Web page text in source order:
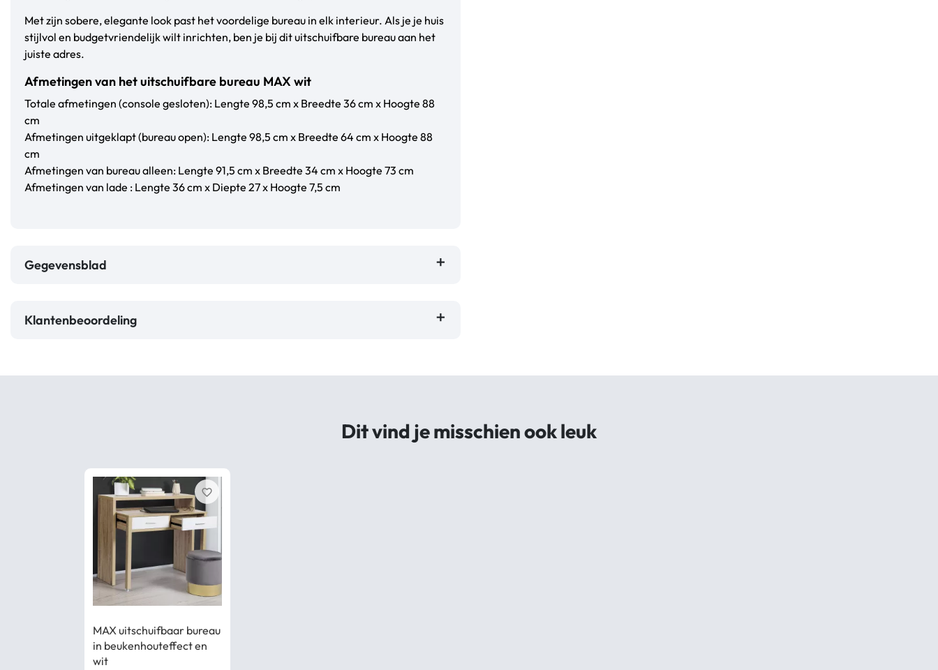
Met zijn sobere, elegante look past het voordelige bureau in elk interieur. Als je je huis
stijlvol en budgetvriendelijk wilt inrichten, ben je bij dit uitschuifbare bureau aan het
juiste adres.
Afmetingen van het uitschuifbare bureau MAX wit
Totale afmetingen (console gesloten): Lengte 98,5 cm x Breedte 36 cm x Hoogte 88
cm
Afmetingen uitgeklapt (bureau open): Lengte 98,5 cm x Breedte 64 cm x Hoogte 88
cm
Afmetingen van bureau alleen: Lengte 91,5 cm x Breedte 34 cm x Hoogte 73 cm
Afmetingen van lade : Lengte 36 cm x Diepte 27 x Hoogte 7,5 cm
Gegevensblad
Klantenbeoordeling
Dit vind je misschien ook leuk
MAX uitschuifbaar bureau
in beukenhouteffect en
wit
favorite_border